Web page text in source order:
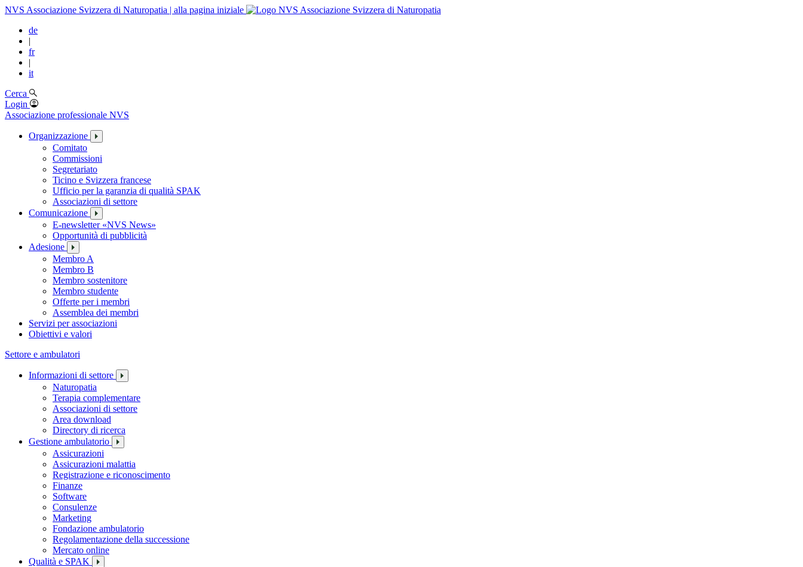
NVS Associazione Svizzera di Naturopatia | alla pagina iniziale
de
|
fr
|
it
Cerca
Login
Associazione professionale NVS
Organizzazione
Comitato
Commissioni
Segretariato
Ticino e Svizzera francese
Ufficio per la garanzia di qualità SPAK
Associazioni di settore
Comunicazione
E-newsletter «NVS News»
Opportunità di pubblicità
Adesione
Membro A
Membro B
Membro sostenitore
Membro studente
Offerte per i membri
Assemblea dei membri
Servizi per associazioni
Obiettivi e valori
Settore e ambulatori
Informazioni di settore
Naturopatia
Terapia complementare
Associazioni di settore
Area download
Directory di ricerca
Gestione ambulatorio
Assicurazioni
Assicurazioni malattia
Registrazione e riconoscimento
Finanze
Software
Consulenze
Marketing
Fondazione ambulatorio
Regolamentazione della successione
Mercato online
Qualità e SPAK